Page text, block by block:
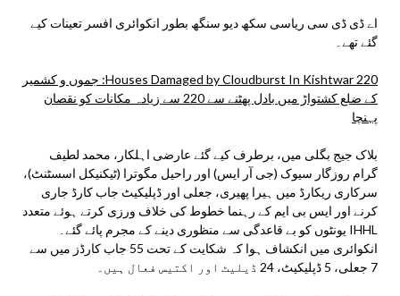
اے ڈی ڈی سی ریاسی سکھ دیو سنگھ بطور انکوائری افسر تعینات کیے
گئے تھے۔
220 Houses Damaged by Cloudburst In Kishtwar: جموں و کشمیر
کے ضلع کشتواڑ میں بادل پھٹنے سے 220 سے زیادہ مکانات کو نقصان
پہنچا
بلاک جیج بگلی میں، برطرف کیے گئے عارضی اہلکار، محمد لطیف
گرام روزگار سیوک (جی آر ایس) اور راحیل مگوترا (ٹیکنیکل اسسٹنٹ)،
سرکاری ریکارڈ میں ہیرا پھیری، جعلی اور ڈپلیکیٹ جاب کارڈ جاری
کرنے اور ایس بی ایم کے رہنما خطوط کی خلاف ورزی کرتے ہوئے متعدد
IHHL یونٹوں کو بے قاعدگی سے منظوری دینے کے مجرم پائے گئے۔
انکوائری میں انکشاف ہوا کہ شکایت کے تحت 55 جاب کارڈز میں سے
7 جعلی، 5 ڈپلیکیٹ، 24 ڈیلیٹ اور اکتیس فعال ہیں۔